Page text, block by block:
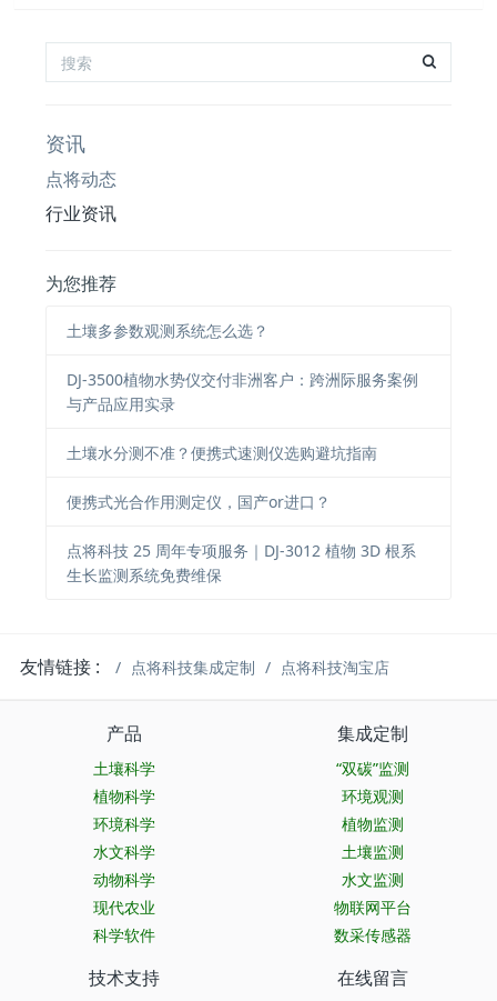
资讯
点将动态
行业资讯
为您推荐
土壤多参数观测系统怎么选？
DJ-3500植物水势仪交付非洲客户：跨洲际服务案例
与产品应用实录
土壤水分测不准？便携式速测仪选购避坑指南
便携式光合作用测定仪，国产or进口？
点将科技 25 周年专项服务｜DJ-3012 植物 3D 根系
生长监测系统免费维保
友情链接 : 点将科技集成定制 点将科技淘宝店
产品
土壤科学
植物科学
环境科学
水文科学
动物科学
现代农业
科学软件
集成定制
“双碳”监测
环境观测
植物监测
土壤监测
水文监测
物联网平台
数采传感器
技术支持 在线留言